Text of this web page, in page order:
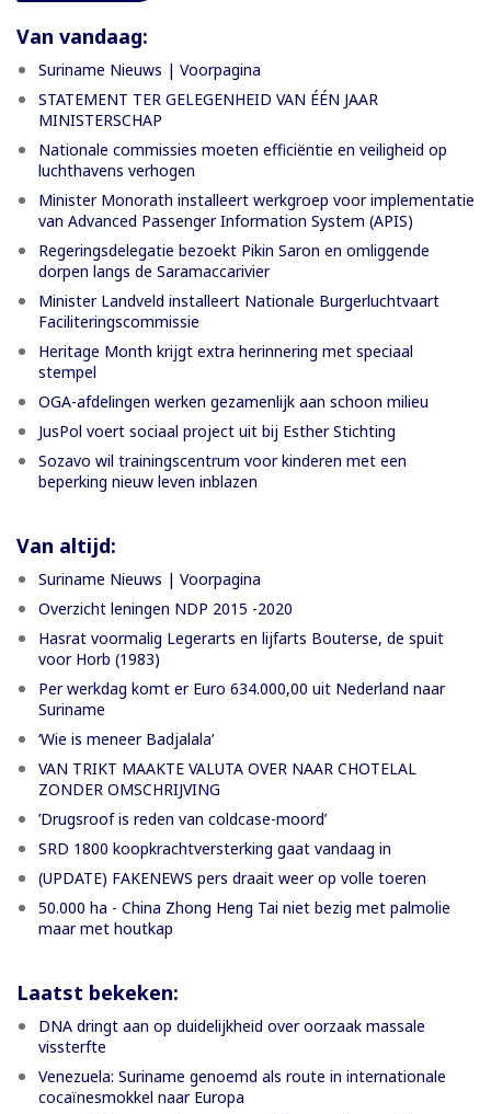
Van vandaag:
Suriname Nieuws | Voorpagina
STATEMENT TER GELEGENHEID VAN ÉÉN JAAR
MINISTERSCHAP
Nationale commissies moeten efficiëntie en veiligheid op
luchthavens verhogen
Minister Monorath installeert werkgroep voor implementatie
van Advanced Passenger Information System (APIS)
Regeringsdelegatie bezoekt Pikin Saron en omliggende
dorpen langs de Saramaccarivier
Minister Landveld installeert Nationale Burgerluchtvaart
Faciliteringscommissie
Heritage Month krijgt extra herinnering met speciaal
stempel
OGA-afdelingen werken gezamenlijk aan schoon milieu
JusPol voert sociaal project uit bij Esther Stichting
Sozavo wil trainingscentrum voor kinderen met een
beperking nieuw leven inblazen
Van altijd:
Suriname Nieuws | Voorpagina
Overzicht leningen NDP 2015 -2020
Hasrat voormalig Legerarts en lijfarts Bouterse, de spuit
voor Horb (1983)
Per werkdag komt er Euro 634.000,00 uit Nederland naar
Suriname
‘Wie is meneer Badjalala’
VAN TRIKT MAAKTE VALUTA OVER NAAR CHOTELAL
ZONDER OMSCHRIJVING
’Drugsroof is reden van coldcase-moord’
SRD 1800 koopkrachtversterking gaat vandaag in
(UPDATE) FAKENEWS pers draait weer op volle toeren
50.000 ha - China Zhong Heng Tai niet bezig met palmolie
maar met houtkap
Laatst bekeken:
DNA dringt aan op duidelijkheid over oorzaak massale
vissterfte
Venezuela: Suriname genoemd als route in internationale
cocaïnesmokkel naar Europa